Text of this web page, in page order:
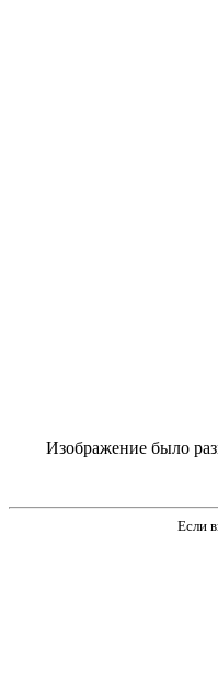
Изображение было
Если